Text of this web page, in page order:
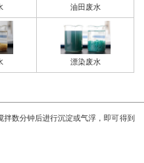
油田废水
漂染废水
数分钟后进行沉淀或气浮，即可得到